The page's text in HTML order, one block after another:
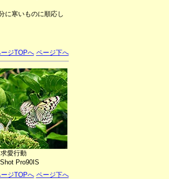
に寒いものに順応し
ジTOPへ ページ下へ
愛行動
Pro90IS
ジTOPへ ページ下へ